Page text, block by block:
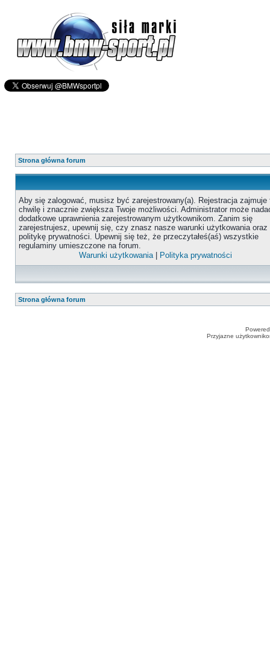
Strona główna forum
Aby się zalogować, musisz być zarejestrowany(a). Rejestracja zajmuje
chwilę i znacznie zwiększa Twoje możliwości. Administrator może
dodatkowe uprawnienia zarejestrowanym użytkownikom. Zanim się
zarejestrujesz, upewnij się, czy znasz nasze warunki użytkowania oraz
politykę prywatności. Upewnij się też, że przeczytałeś(aś) wszystkie
regulaminy umieszczone na forum.
Warunki użytkowania| Polityka prywatności
Strona główna forum
Przyjazne